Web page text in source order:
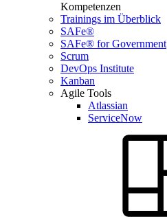
Kompetenzen
Trainings im Überblick
SAFe®
SAFe® for Government
Scrum
DevOps Institute
Kanban
Agile Tools
Atlassian
ServiceNow